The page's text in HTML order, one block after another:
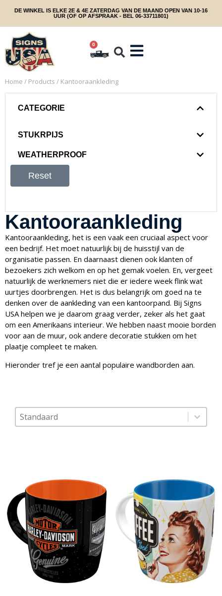
DE WINKEL IS ELKE 2E & 4E ZATERDAG VAN DE MAAND OPEN VAN 10-16
UUR (OF OP AFSPRAAK - BEL 06-33711801)
0
Home / Products / Kantooraankleding
CATEGORIE
STUKRPIJS
WEATHERPROOF
Reset
Kantooraankleding
Kantooraankleding, het is een vaak een cruciaal aspect voor
een bedrijf. Het moet natuurlijk bij de huisstijl van de
organisatie passen. En daarnaast dienen ook klanten of
bezoekers zich welkom en op het gemak voelen. En, vergeet
natuurlijk de werknemers niet die er iedere week flink wat
uurtjes doorbrengen. Het is dus belangrijk om goed na te
denken over de aankleding van een kantoorpand. Bij Signs
USA helpen we je daarom graag verder, zeker als het gaat
om een Amerikaans interieur. We hebben naast mooie borden
voor aan de muur, ook andere decoratie stukken om het
plaatje compleet te maken.
Hieronder tref je een aantal populaire wandborden aan.
Sorteer op
Sort content
Sort content